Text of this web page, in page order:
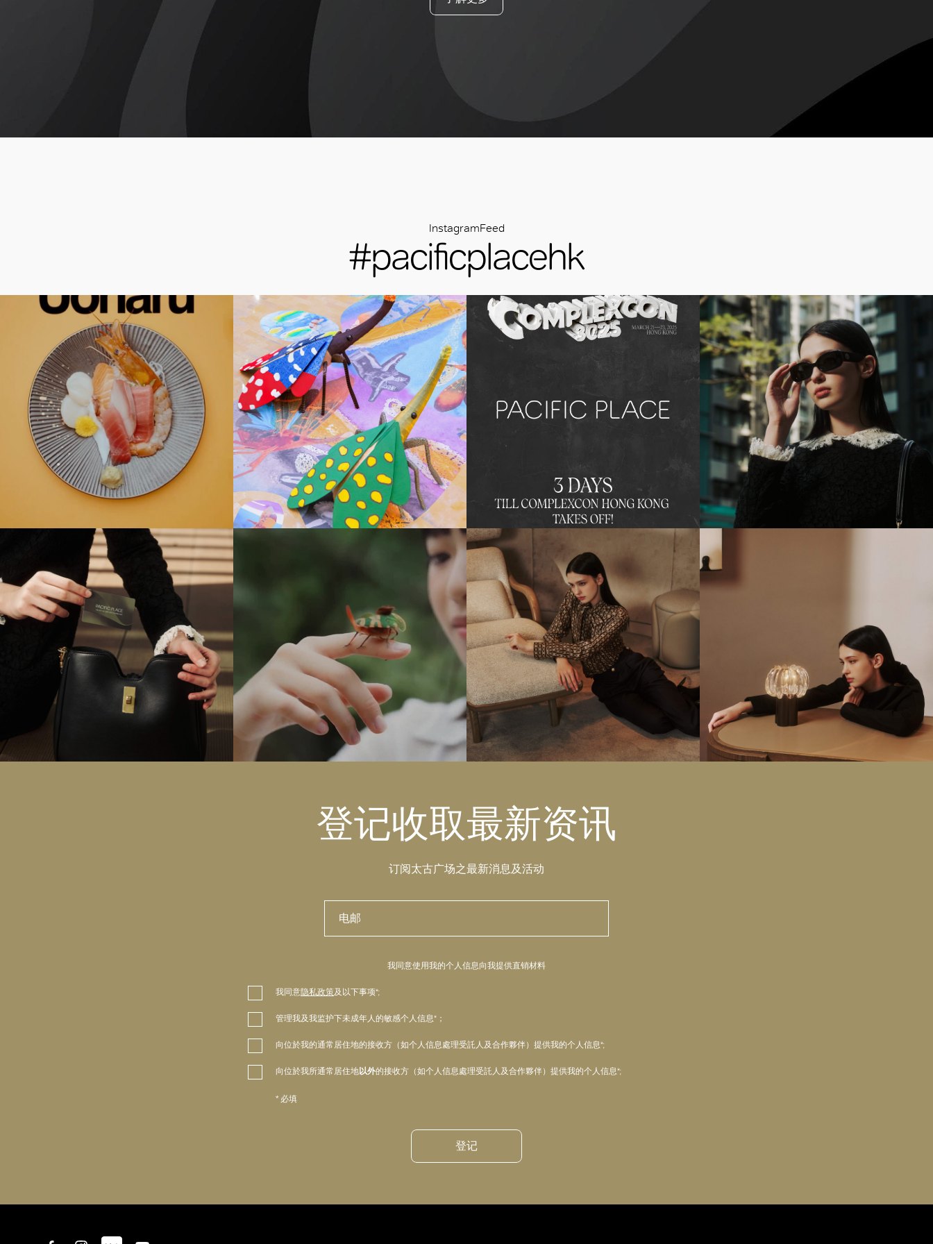
InstagramFeed
#pacificplacehk
pacificplacehk 21March2025 pacificplacehk 20March2025 pacificplacehk 18March2025
14March2025 pacificplacehk 13March2025 pacificplacehk 12March2025 pacificplacehk 10March2025
登记收取最新资讯
订阅太古广场之最新消息及活动
我同意使用我的个人信息向我提供直销材料
我同意隐私政策及以下事项*;
管理我及我监护下未成年人的敏感个人信息*；
向位於我的通常居住地的接收方（如个人信息處理受託人及合作夥伴）提供我的个人信息*;
向位於我所通常居住地以外的接收方（如个人信息處理受託人及合作夥伴）提供我的个人信息*;
* 必填
登记